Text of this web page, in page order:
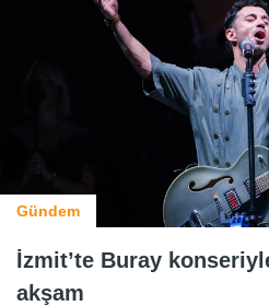
Gündem
İzmit’te Buray
akşam